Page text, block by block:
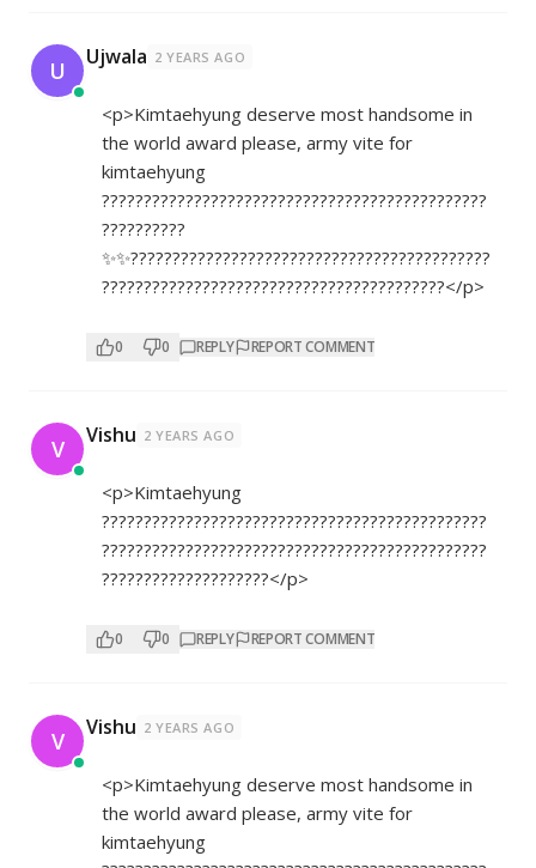
U Ujwala 2 YEARS AGO
<p>Kimtaehyung deserve most handsome in
the world award please, army vite for
kimtaehyung
??????????????????????????????????????????????
??????????
✨✨???????????????????????????????????????????
?????????????????????????????????????????</p>
0 0 REPLY REPORT COMMENT
V Vishu 2 YEARS AGO
<p>Kimtaehyung
??????????????????????????????????????????????
??????????????????????????????????????????????
????????????????????</p>
0 0 REPLY REPORT COMMENT
V Vishu 2 YEARS AGO
<p>Kimtaehyung deserve most handsome in
the world award please, army vite for
kimtaehyung